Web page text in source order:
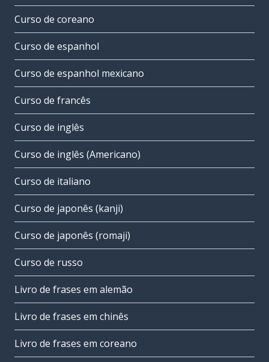
Curso de coreano
Curso de espanhol
Curso de espanhol mexicano
Curso de francês
Curso de inglês
Curso de inglês (Americano)
Curso de italiano
Curso de japonês (kanji)
Curso de japonês (romaji)
Curso de russo
Livro de frases em alemão
Livro de frases em chinês
Livro de frases em coreano